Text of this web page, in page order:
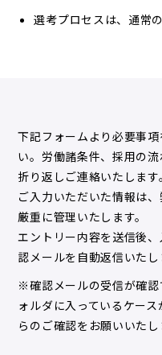
ワークライフバラン
よくある質問
エントリー
院卒・大卒・高専卒・
キャリア採用
期間社員
アルムナイ採用
選考プロセスは、通常
下記フォームより必要事
い。労働諸条件、採用の
折り返しご連絡いたします。
ご入力いただいた情報は
厳重に管理いたします。
エントリー内容を送信後
認メールを自動返信いたし
※確認メールの受信が確
ォルダに入っているケー
らのご確認をお願いいたし